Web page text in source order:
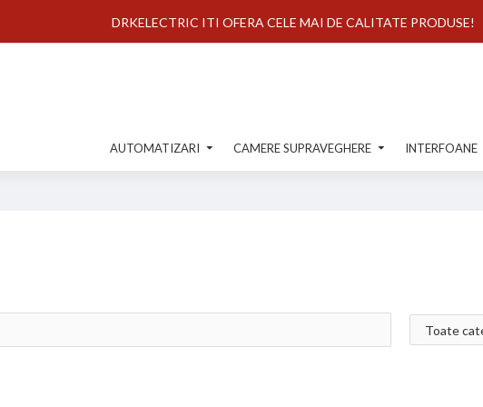
DRKELECTRIC ITI OFERA CELE MAI DE CALITATE PRODUSE!
AUTOMATIZARI CAMERE SUPRAVEGHERE INTERFOANE